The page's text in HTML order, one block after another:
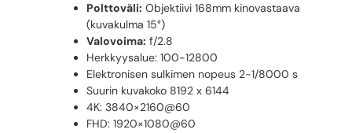
Polttoväli: Objektiivi 168mm kinovastaava
(kuvakulma 15°)
Valovoima: f/2.8
Herkkyysalue: 100-12800
Elektronisen sulkimen nopeus 2-1/8000 s
Suurin kuvakoko 8192 x 6144
4K: 3840×2160@60
FHD: 1920×1080@60